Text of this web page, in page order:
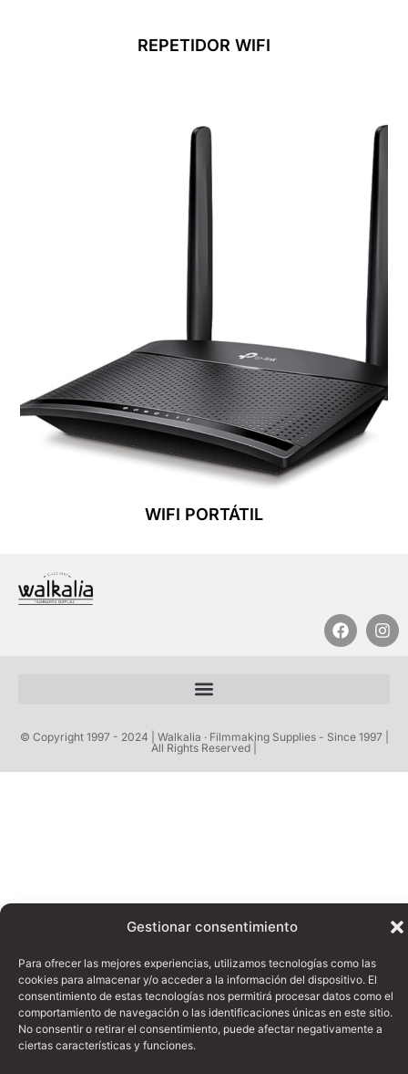
Gestionar consentimiento
Para ofrecer las mejores experiencias, utilizamos tecnologías como las
cookies para almacenar y/o acceder a la información del dispositivo. El
consentimiento de estas tecnologías nos permitirá procesar datos como el
comportamiento de navegación o las identificaciones únicas en este sitio.
No consentir o retirar el consentimiento, puede afectar negativamente a
ciertas características y funciones.
REPETIDOR WIFI
WIFI PORTÁTIL
© Copyright 1997 - 2024 | Walkalia · Filmmaking Supplies - Since 1997 |
All Rights Reserved |